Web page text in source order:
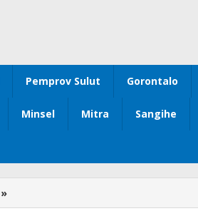
Pemprov Sulut Gorontalo
Minsel Mitra Sangihe
»
Teh